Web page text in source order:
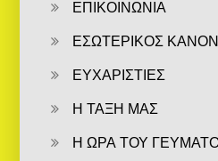
ΕΠΙΚΟΙΝΩΝΙΑ
ΕΣΩΤΕΡΙΚΟΣ
ΕΥΧΑΡΙΣΤΙΕΣ
Η ΤΑΞΗ ΜΑΣ
Η ΩΡΑ ΤΟΥ